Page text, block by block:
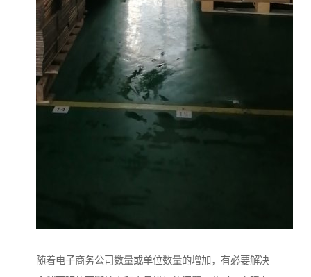
随着电子商务公司数量或单位数量的增加，有必要解决